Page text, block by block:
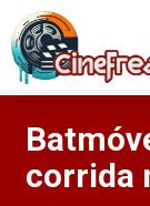
corrida